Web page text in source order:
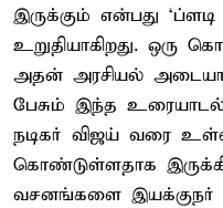
இருக்கும் என்பது
உறுதியாகிறது. ஒரு
அதன் அரசியல்
பேசும் இந்த
நடிகர் விஜய் வரை
கொண்டுள்ளதாக
வசனங்களை இயக்குநர்